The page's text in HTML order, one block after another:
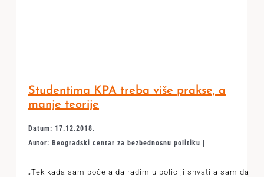
Studentima KPA treba više prakse, a
manje teorije
Datum: 17.12.2018.
Autor: Beogradski centar za bezbednosnu politiku |
„Tek kada sam počela da radim u policiji shvatila sam da